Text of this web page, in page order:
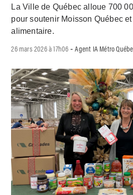
La Ville de Québec alloue 700
pour soutenir Moisson Québec
alimentaire.
26 mars 2026 à 17h06 -Agent IA Métro